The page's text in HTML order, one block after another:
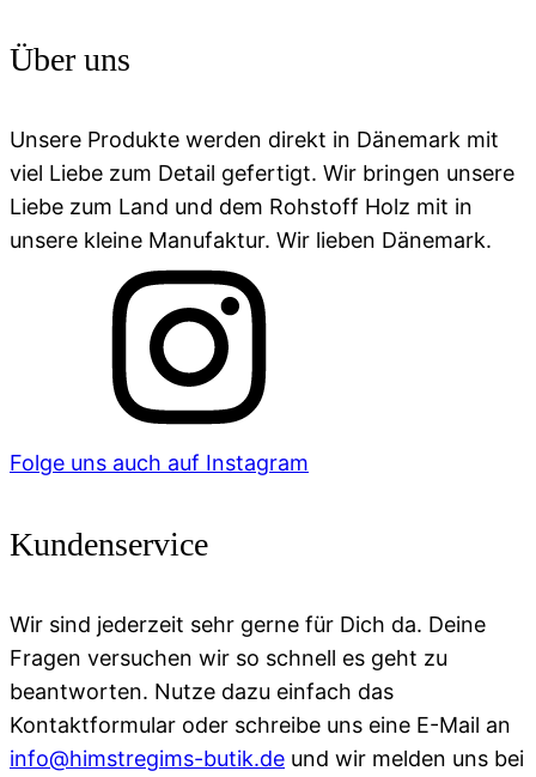
Über uns
Unsere Produkte werden direkt in Dänemark mit
viel Liebe zum Detail gefertigt. Wir bringen unsere
Liebe zum Land und dem Rohstoff Holz mit in
unsere kleine Manufaktur. Wir lieben Dänemark.
Folge uns auch auf Instagram
Kundenservice
Wir sind jederzeit sehr gerne für Dich da. Deine
Fragen versuchen wir so schnell es geht zu
beantworten. Nutze dazu einfach das
Kontaktformular oder schreibe uns eine E-Mail an
info@himstregims-butik.de und wir melden uns bei